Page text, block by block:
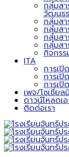
กลุ่มสา
วัฒนธ
กลุ่มสา
กลุ่มสา
กลุ่มสา
กลุ่มสา
กิจกร
ITA
การเ
การเ
การเ
เพจ/โซเชียล
ดาวน์โหลดเ
ติดต่อเรา